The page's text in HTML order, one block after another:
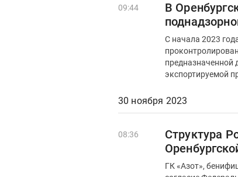
09:44
В
С начала 2023
предназначенной
экспортируемой
30 ноября 2023
08:36
Структура
ГК «Азот»,